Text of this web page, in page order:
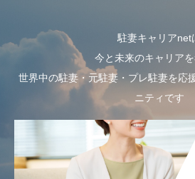
駐妻キャリアnet
今と未来のキャリア
世界中の駐妻・元駐妻・プレ駐妻を応
ニティです